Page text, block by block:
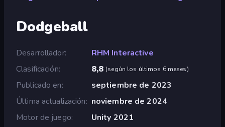
Dodgeball
Desarrollador
RHM Interactive
Clasificación
8,8 (según los últimos 6 meses)
Publicado en
septiembre de 2023
Última actualización
noviembre de 2024
Motor de juego
Unity 2021